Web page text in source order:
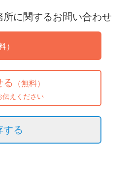
に関するお問い合わせ
）
る （無料）
伝えください
する